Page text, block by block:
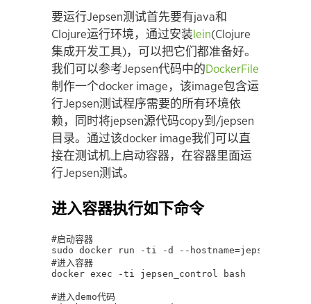
要运行Jepsen测试首先要有java和
Clojure运行环境，通过安装 lein(Clojure
集成开发工具)，可以把它们都准备好。
我们可以参考Jepsen代码中的DockerFile
制作一个docker image，该image包含运
行Jepsen测试程序需要的所有环境依
赖，同时将jepsen源代码copy到/jepsen
目录。通过该docker image我们可以直
接在测试机上启动容器，在容器里面运
行Jepsen测试。
进入容器执行如下命令
#启动容器
sudo docker run -ti -d --
#进入容器
docker exec -ti jepsen_control bash
#进入demo代码